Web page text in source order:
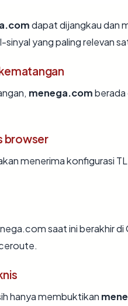
dapat dijangkau dan
sinyal yang paling relevan
menega.com
browser
menerima konfigurasi
saat ini berakhir
hanya membuktikan